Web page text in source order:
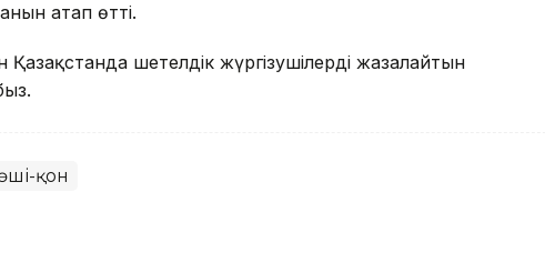
атап өтті.
Қазақстанда шетелдік жүргізушілерді жазалайтын
қон